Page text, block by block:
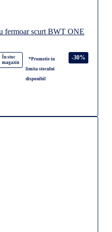
fermoar scurt BWT ONE
În stoc
magazin
*Promotie in
limita stocului
disponibil
-30%